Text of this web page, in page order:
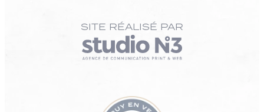
SITE RÉALISÉ PAR